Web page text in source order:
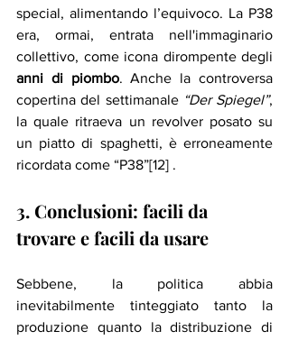
special, alimentando l’equivoco. La P38
era, ormai, entrata nell'immaginario
anni di piombo. Anche la controversa
copertina del settimanale “Der Spiegel”,
la quale ritraeva un revolver posato su
un piatto di spaghetti, è erroneamente
ricordata come “P38”[12] .
3. Conclusioni: facili da
trovare e facili da usare
Sebbene, la politica abbia
inevitabilmente tinteggiato tanto la
produzione quanto la distribuzione di